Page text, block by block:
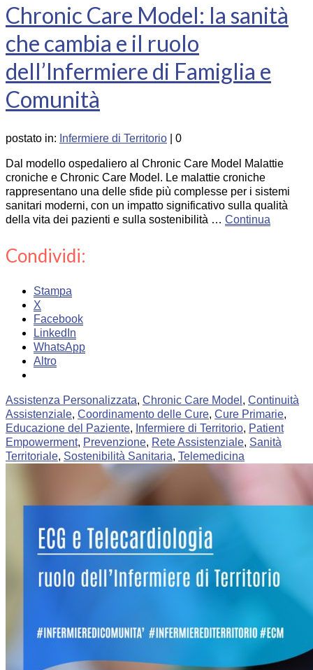
Chronic Care Model: la sanità
che cambia e il ruolo
dell’Infermiere di Famiglia e
Comunità
postato in: Infermiere di Territorio 0
Dal modello ospedaliero al Chronic Care Model Malattie
croniche e Chronic Care Model. Le malattie croniche
rappresentano una delle sfide più complesse per i sistemi
sanitari moderni, con un impatto significativo sulla qualità
della vita dei pazienti e sulla sostenibilità … Continua
Condividi:
Stampa
X
Facebook
LinkedIn
WhatsApp
Altro
Assistenza Personalizzata, Chronic Care Model , Continuità
Assistenziale, Coordinamento delle Cure, Cure Primarie,
Educazione del Paziente, Infermiere di Territorio, Patient
Empowerment, Prevenzione, Rete Assistenziale, Sanità
Territoriale, Sostenibilità Sanitaria, Telemedicina